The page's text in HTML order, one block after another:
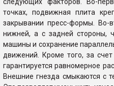
следующих факторов. Во-
точках, подвижная плита
закрывании пресс-формы. Во-
нижней, а с задней стороны,
машины и сохранение
движений. Кроме того, за счет
гарантируется равномерное
Внешние гнезда смыкаются с